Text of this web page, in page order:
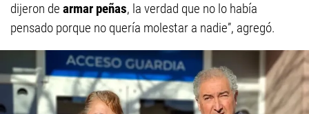
dijeron de armar peñas, la verdad que no lo había
pensado porque no quería molestar a nadie”, agregó.